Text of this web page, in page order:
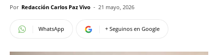
Por Redacción Carlos Paz Vivo - 21 mayo, 2026
WhatsApp + Seguinos en Google